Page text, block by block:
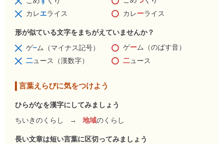
カレエライス カレーライス
形が似ている文字をまちがえていませんか？
ゲ−ム（マイナス記号） ゲーム（のばす音）
二ュース（漢数字） 二ュース
言葉えらびに気をつけよう
ひらがなを漢字にしてみましょう
ちいきのくらし
→ 地域のくらし
長い文章は短い言葉に区切ってみましょう